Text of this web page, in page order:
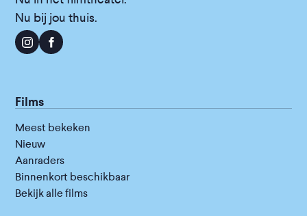
Nu bij jou thuis.
Films
Meest bekeken
Nieuw
Aanraders
Binnenkort beschikbaar
Bekijk alle films